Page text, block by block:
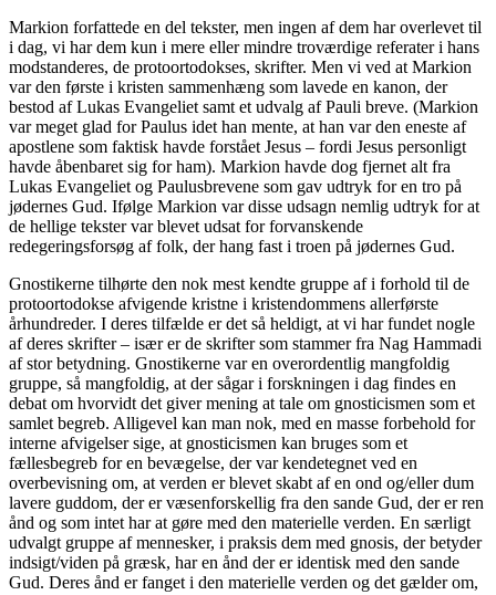
Markion forfattede en del tekster, men ingen af dem har overlevet til
i dag, vi har dem kun i mere eller mindre troværdige referater i hans
modstanderes, de protoortodokses, skrifter. Men vi ved at Markion
var den første i kristen sammenhæng som lavede en kanon, der
bestod af Lukas Evangeliet samt et udvalg af Pauli breve. (Markion
var meget glad for Paulus idet han mente, at han var den eneste af
apostlene som faktisk havde forstået Jesus – fordi Jesus personligt
havde åbenbaret sig for ham). Markion havde dog fjernet alt fra
Lukas Evangeliet og Paulusbrevene som gav udtryk for en tro på
jødernes Gud. Ifølge Markion var disse udsagn nemlig udtryk for at
de hellige tekster var blevet udsat for forvanskende
redegeringsforsøg af folk, der hang fast i troen på jødernes Gud.
Gnostikerne tilhørte den nok mest kendte gruppe af i forhold til de
protoortodokse afvigende kristne i kristendommens allerførste
århundreder. I deres tilfælde er det så heldigt, at vi har fundet nogle
af deres skrifter – især er de skrifter som stammer fra Nag Hammadi
af stor betydning. Gnostikerne var en overordentlig mangfoldig
gruppe, så mangfoldig, at der sågar i forskningen i dag findes en
debat om hvorvidt det giver mening at tale om gnosticismen som et
samlet begreb. Alligevel kan man nok, med en masse forbehold for
interne afvigelser sige, at gnosticismen kan bruges som et
fællesbegreb for en bevægelse, der var kendetegnet ved en
overbevisning om, at verden er blevet skabt af en ond og/eller dum
lavere guddom, der er væsenforskellig fra den sande Gud, der er ren
ånd og som intet har at gøre med den materielle verden. En særligt
udvalgt gruppe af mennesker, i praksis dem med gnosis, der betyder
indsigt/viden på græsk, har en ånd der er identisk med den sande
Gud. Deres ånd er fanget i den materielle verden og det gælder om,